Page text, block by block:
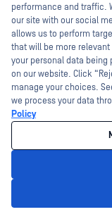
Akadémia
Az Academy Purple
hozzáférhetőségre.
látható, akkor az
performance and traffic.
our site with our social
allows us to perform
that will be more
your personal data
on our website. Click
manage your choices.
we process your data
Policy